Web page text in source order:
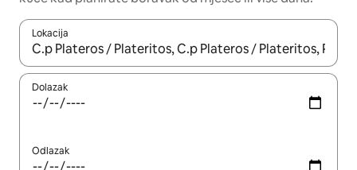
Lokacija
Kada budu dostupni rezultati, moći ćete ih pregledati
Dolazak
Odlazak